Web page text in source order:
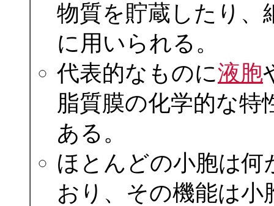
物質を貯蔵したり、
に用いられる。
代表的なものに液胞
脂質膜の化学的な特
ある。
ほとんどの小胞は
おり、その機能は